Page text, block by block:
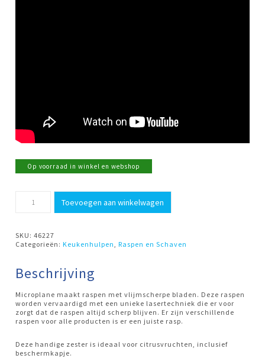
Op voorraad in winkel en webshop
zesteur
aantal
Toevoegen aan winkelwagen
SKU:46227
Categorieën:Keukenhulpen ,Raspen en Schaven
Beschrijving
Microplane maakt raspen met vlijmscherpe bladen. Deze raspen
worden vervaardigd met een unieke lasertechniek die er voor
zorgt dat de raspen altijd scherp blijven. Er zijn verschillende
raspen voor alle producten is er een juiste rasp.
Deze handige zester is ideaal voor citrusvruchten, inclusief
beschermkapje.